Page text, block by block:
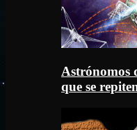
Astrónomos
que se